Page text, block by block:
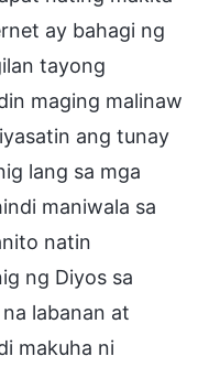
ay bahagi ng
tayong
maging malinaw
ang tunay
lang sa mga
maniwala sa
natin
ng Diyos sa
labanan at
makuha ni